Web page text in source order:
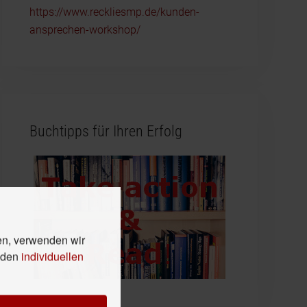
https://www.reckliesmp.de/kunden-
ansprechen-workshop/
Buchtipps für Ihren Erfolg
verwenden wir
individuellen